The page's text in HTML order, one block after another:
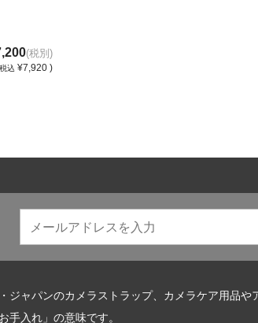
(税別)
税込 ¥7,920 )
ジャパンのカメラストラップ、カメラケア用品や
手入れ」の意味です。